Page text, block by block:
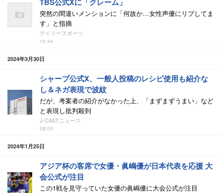
突然の間違いメンションに「何故か…女性声優にリプしてま
す」と指摘
デイリースポーツ
10:44
2024年3月30日
シャープ公式X、一般人投稿のレシピ使用も紹介な
し＆ネガ表現で波紋
だが、考案者の紹介がなかった上、「まずまずうまい」など
と表現し批判殺到
J-CASTニュース
08:00
2024年1月25日
アジア杯の客席で女優・眞嶋優が日本代表を応援 大
会公式が注目
この1戦を見守っていた女優の眞嶋優に大会公式が注目